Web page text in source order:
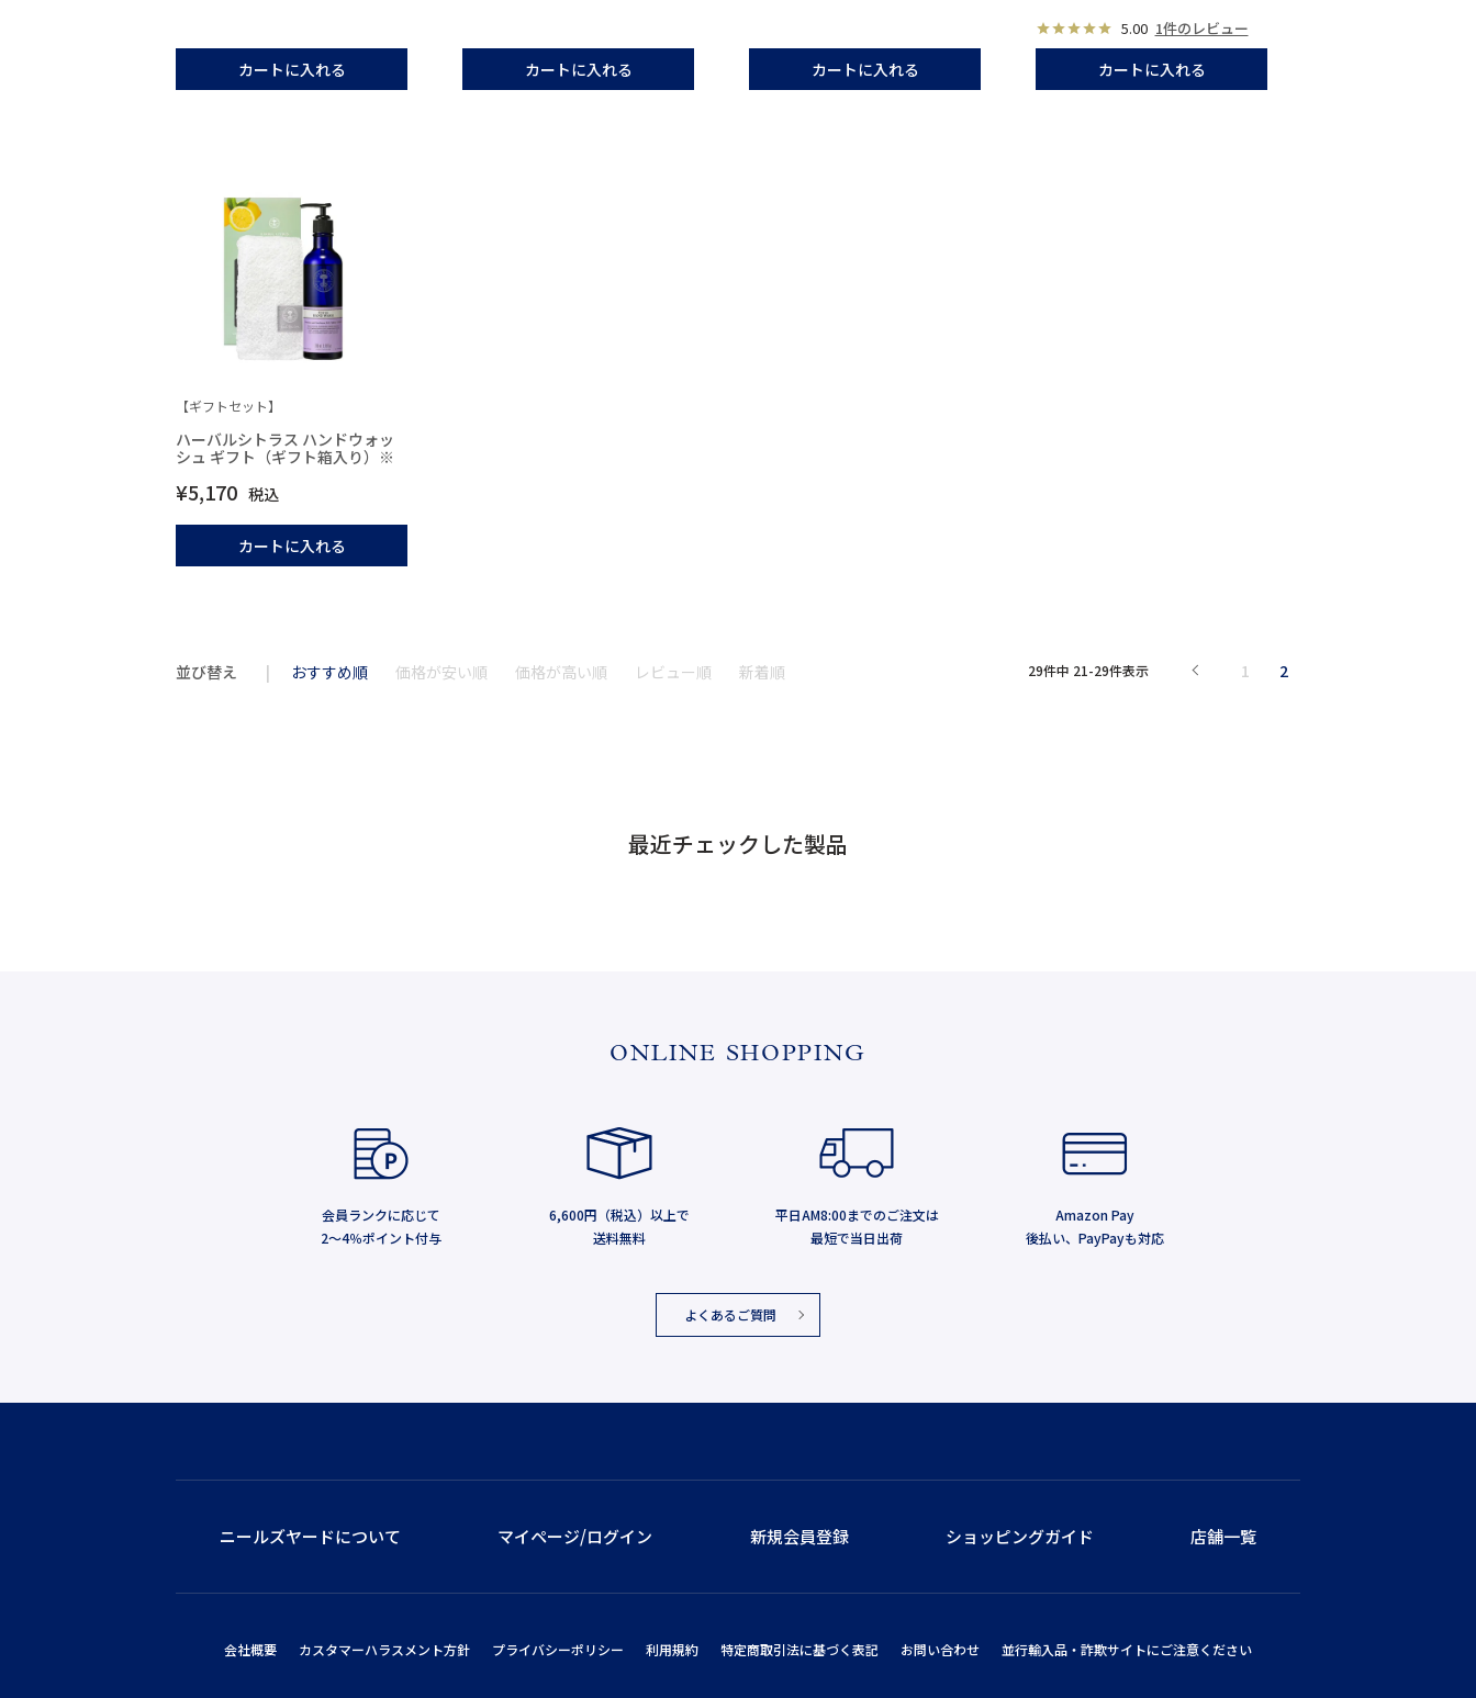
カートに入れる カートに入れる カートに入れる
5.00 1件のレビュー
カートに入れる
【ギフトセット】
ハーバルシトラス ハンドウォッ
シュ ギフト（ギフト箱入り）※
¥5,170 税込
カートに入れる
並び替え おすすめ順 価格が安い順 価格が高い順 レビュー順 新着順 29件中 21-29件表示 1 2
最近チェックした製品
ONLINE SHOPPING
会員ランクに応じて
2～4％ポイント付与
6,600円（税込）以上で
送料無料
平日AM8:00までのご注文は
最短で当日出荷
Amazon Pay
後払い、PayPayも対応
よくあるご質問
ニールズヤードについて マイページ/ログイン 新規会員登録 ショッピングガイド 店舗一覧
会社概要 カスタマーハラスメント方針 プライバシーポリシー 利用規約 特定商取引法に基づく表記 お問い合わせ 並行輸入品・詐欺サイトにご注意ください